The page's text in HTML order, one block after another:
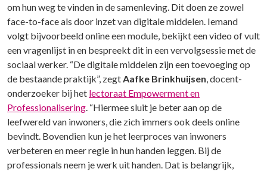
om hun weg te vinden in de samenleving. Dit doen ze zowel
face-to-face als door inzet van digitale middelen. Iemand
volgt bijvoorbeeld online een module, bekijkt een video of vult
een vragenlijst in en bespreekt dit in een vervolgsessie met de
sociaal werker. “De digitale middelen zijn een toevoeging op
de bestaande praktijk”, zegtAafke Brinkhuijsen, docent-
onderzoeker bij het lectoraat Empowerment en
Professionalisering. “Hiermee sluit je beter aan op de
leefwereld van inwoners, die zich immers ook deels online
bevindt. Bovendien kun je het leerproces van inwoners
verbeteren en meer regie in hun handen leggen. Bij de
professionals neem je werk uit handen. Dat is belangrijk,